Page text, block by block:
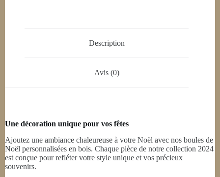
Description
Avis (0)
Une décoration unique pour vos fêtes
Ajoutez une ambiance chaleureuse à votre Noël avec nos boules de
Noël personnalisées en bois. Chaque pièce de notre collection 2024
est conçue pour refléter votre style unique et vos précieux
souvenirs.